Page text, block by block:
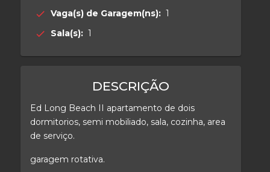
check Vaga(s) de Garagem(ns): 1
check
Sala(s): 1
DESCRIÇÃO
Ed Long Beach II apartamento de dois
dormitorios, semi mobiliado, sala, cozinha, area
de serviço.
garagem rotativa.